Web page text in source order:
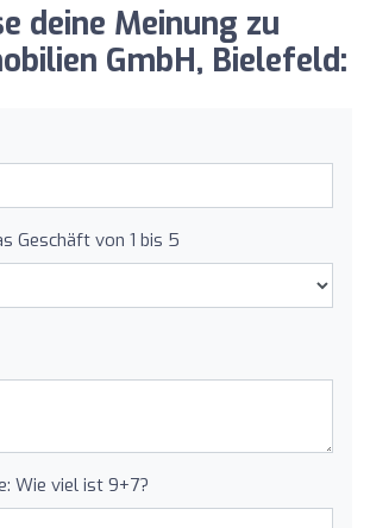
deine Meinung zu
GmbH, Bielefeld:
Geschäft von 1 bis 5
Wie viel ist 9+7?